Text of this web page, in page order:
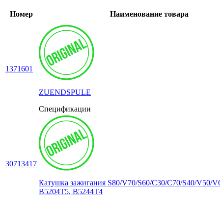
Номер Наименование товара
1371601
ZUENDSPULE
Спецификации
30713417
Катушка зажигания S80/V70/S60/C30/C70/S40/V50/
B5204T5, B5244T4